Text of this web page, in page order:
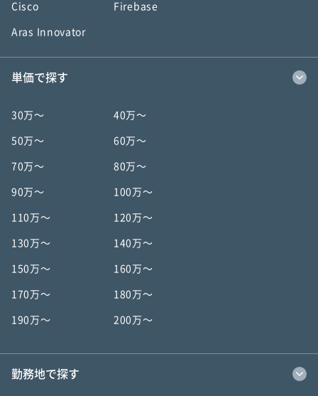
Cisco Firebase
Aras Innovator
単価で探す
30万〜 40万〜
50万〜 60万〜
70万〜 80万〜
90万〜 100万〜
110万〜 120万〜
130万〜 140万〜
150万〜 160万〜
170万〜 180万〜
190万〜 200万〜
勤務地で探す